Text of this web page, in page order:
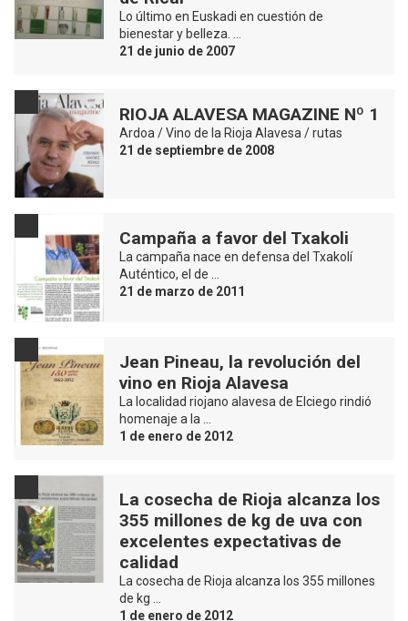
Lo último en Euskadi en cuestión de
bienestar y belleza. …
21 de junio de 2007
RIOJA ALAVESA MAGAZINE Nº 1
Ardoa / Vino de la Rioja Alavesa / rutas
21 de septiembre de 2008
Campaña a favor del Txakoli
La campaña nace en defensa del Txakolí
Auténtico, el de …
21 de marzo de 2011
Jean Pineau, la revolución del
vino en Rioja Alavesa
La localidad riojano alavesa de Elciego rindió
homenaje a la …
1 de enero de 2012
La cosecha de Rioja alcanza los
355 millones de kg de uva con
excelentes expectativas de
calidad
La cosecha de Rioja alcanza los 355 millones
de kg …
1 de enero de 2012